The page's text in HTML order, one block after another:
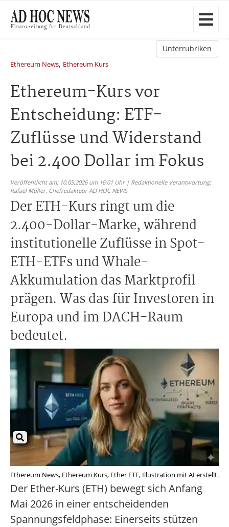
Unterrubriken
Ethereum News, Ethereum Kurs
Ethereum-Kurs vor
Entscheidung: ETF-
Zuflüsse und Widerstand
bei 2.400 Dollar im Fokus
Veröffentlicht am: 10.05.2026 um 16:01 Uhr | Redaktionelle Verantwortung:
Rafael Müller, Chefredakteur AD HOC NEWS
Der ETH-Kurs ringt um die
2.400-Dollar-Marke, während
institutionelle Zuflüsse in Spot-
ETH-ETFs und Whale-
Akkumulation das Marktprofil
prägen. Was das für Investoren in
Europa und im DACH-Raum
bedeutet.
Ethereum News, Ethereum Kurs, Ether ETF, Illustration mit AI erstellt.
Der Ether-Kurs (ETH) bewegt sich Anfang
Mai 2026 in einer entscheidenden
Spannungsfeldphase: Einerseits stützen